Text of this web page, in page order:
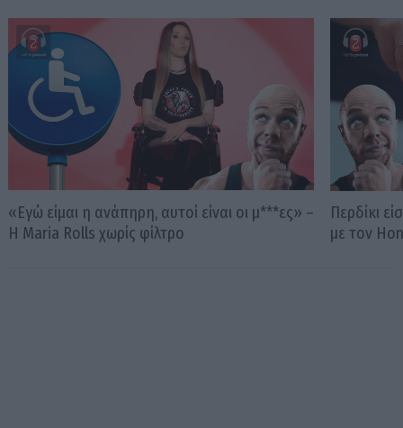
«Εγώ είμαι η ανάπηρη, αυτοί είναι οι μ***ες» –
Η Maria Rolls χωρίς φίλτρο
Περδίκι
με τον